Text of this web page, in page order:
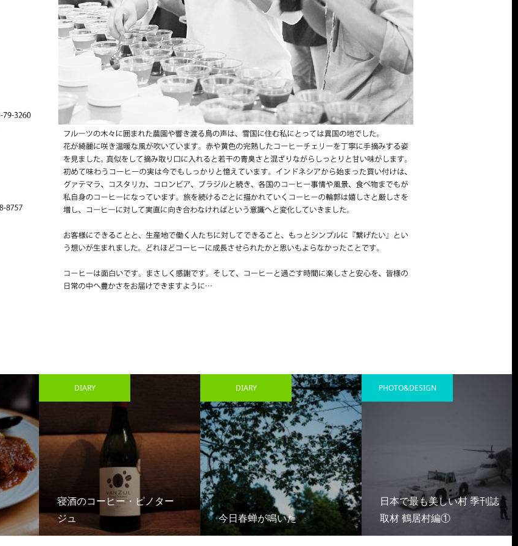
DIARY
寝酒のコーヒー・ピノター
ジュ
DIARY
今日春蝉が鳴いた
PHOTO&DESIGN
日本で最も美しい村 季刊誌
取材 鶴居村編①